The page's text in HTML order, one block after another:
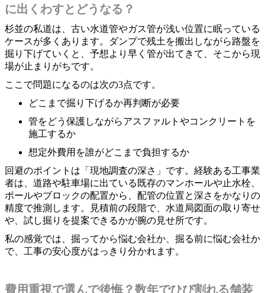
に出くわすとどうなる？
杉並の私道は、古い水道管やガス管が浅い位置に眠っている
ケースが多くあります。ダンプで残土を搬出しながら路盤を
掘り下げていくと、予想より早く管が出てきて、そこから現
場が止まりがちです。
ここで問題になるのは次の3点です。
どこまで掘り下げるか再判断が必要
管をどう保護しながらアスファルトやコンクリートを
施工するか
想定外費用を誰がどこまで負担するか
回避のポイントは「現地調査の深さ」です。経験ある工事業
者は、道路や駐車場に出ている既存のマンホールや止水栓、
ポールやブロックの配置から、配管の位置と深さをかなりの
精度で推測します。見積前の段階で、水道局図面の取り寄せ
や、試し掘りを提案できるかが腕の見せ所です。
私の感覚では、掘ってから悩む会社か、掘る前に悩む会社か
で、工事の安心度がはっきり分かれます。
費用重視で選んで後悔？数年でひび割れる舗装